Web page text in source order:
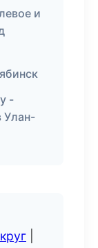
и
-
Улан-